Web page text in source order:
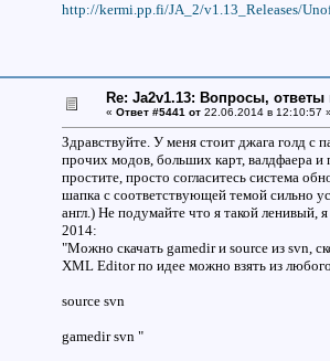
http://kermi.pp.fi/JA_2/v1.13_Releases/
Re: Ja2v1.13: Вопросы,
« Ответ #5441 от 22.06.2014 в 12:10:57
Здравствуйте. У меня стоит джага голд с
прочих модов, больших карт, валдфаера и
простите, просто согласитесь система
шапка с соответствующей темой сильно
англ.) Не подумайте что я такой
2014:
"Можно скачать gamedir и source из svn,
XML Editor по идее можно взять из
source svn
gamedir svn "